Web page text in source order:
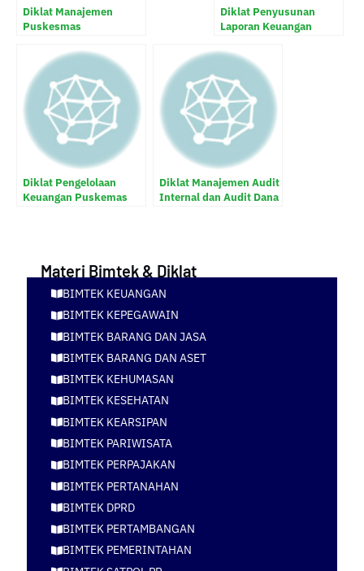
Diklat Manajemen
Puskesmas
Diklat Penyusunan
Laporan Keuangan
Diklat Pengelolaan
Keuangan Puskemas
Diklat Manajemen Audit
Internal dan Audit Dana
Materi Bimtek & Diklat
BIMTEK KEUANGAN
BIMTEK KEPEGAWAIN
BIMTEK BARANG DAN JASA
BIMTEK BARANG DAN ASET
BIMTEK KEHUMASAN
BIMTEK KESEHATAN
BIMTEK KEARSIPAN
BIMTEK PARIWISATA
BIMTEK PERPAJAKAN
BIMTEK PERTANAHAN
BIMTEK DPRD
BIMTEK PERTAMBANGAN
BIMTEK PEMERINTAHAN